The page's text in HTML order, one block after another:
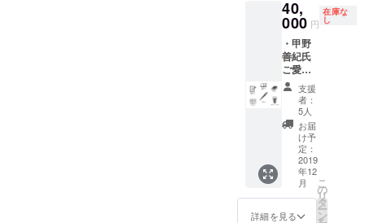
ご希望
のクレ
ジット
名をご
記入く
ださ
い）。
※お届
けは、
2019年
12月中
旬の予
定で
す。
※手裏剣
まして
い）。
※巻末
あなた
のお名
前をク
レジッ
トいた
します
（掲載
順は、
順不同
となり
ます。
必ず備
ご希望
『巧拙
無二』
にお届
けいた
します
（うち1
部に著
者両氏
のサイ
ンをい
たしま
す。為
書きの
有無を
選択で
きます
袋 ・土
田昇氏
製作切
出小刀1
本 著
者ふた
りが感
謝の意
を込め
て直筆
で書い
たお礼
状を複
写し
て、書
籍と
なった
40,
000 円
在庫な
し
・甲野
善紀氏
ご愛用
江崎義
巳氏製
作八角
棒手裏
剣1本
・出版
記念限
定タン
ブラー1
個
（THER
支援
者：
5人
お届
け予
定：
2019
年12
月
詳細を見る
こ
の
リ
タ
ー
ン